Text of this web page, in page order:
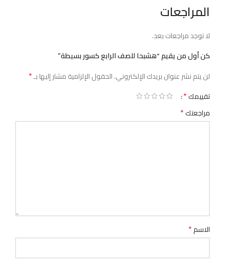
المراجعات
لا توجد مراجعات بعد.
كن أول من يقيم “هشبحا للصف الرابع كسور بسيطة”
لن يتم نشر عنوان بريدك الإلكتروني.الحقول الإلزامية مشار إليها بـ*
تقييمك*
مراجعتك*
الاسم*